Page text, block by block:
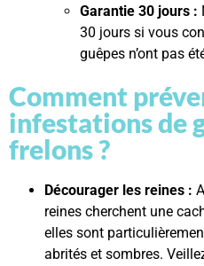
Garantie 30 jours :
30 jours si vous
guêpes n’ont pas
Comment
infestations de
frelons ?
Décourager les reines :
reines cherchent une
elles sont
abrités et sombres.